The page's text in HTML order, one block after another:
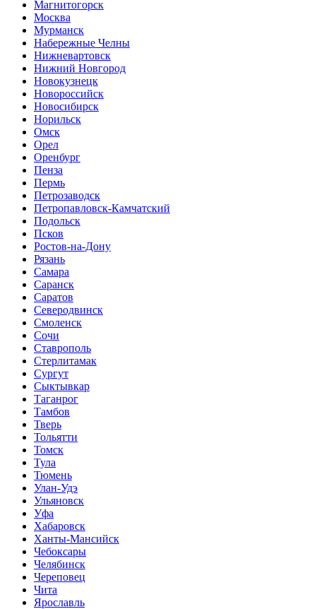
Магнитогорск
Москва
Мурманск
Набережные Челны
Нижневартовск
Нижний Новгород
Новокузнецк
Новороссийск
Новосибирск
Норильск
Омск
Орел
Оренбург
Пенза
Пермь
Петрозаводск
Петропавловск-Камчатский
Подольск
Псков
Ростов-на-Дону
Рязань
Самара
Саранск
Саратов
Северодвинск
Смоленск
Сочи
Ставрополь
Стерлитамак
Сургут
Сыктывкар
Таганрог
Тамбов
Тверь
Тольятти
Томск
Тула
Тюмень
Улан-Удэ
Ульяновск
Уфа
Хабаровск
Ханты-Мансийск
Чебоксары
Челябинск
Череповец
Чита
Ярославль